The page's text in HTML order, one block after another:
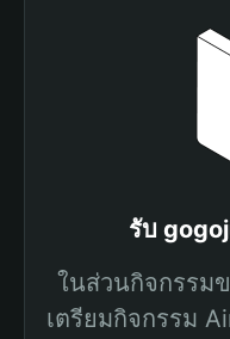
รับ
ในส่วนกิจกรรม
เตรียมกิจกรรม